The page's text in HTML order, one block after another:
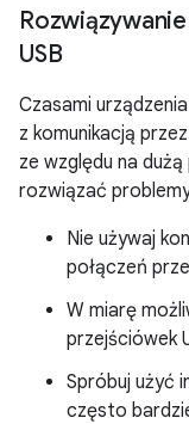
USB
Czasami
z komunikacją
ze względu na
rozwiązać
Nie używaj
połączeń
W miarę
przejściówek
Spróbuj użyć
często